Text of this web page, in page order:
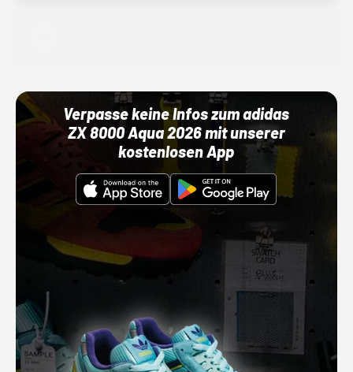
Verpasse keine Infos zum adidas
ZX 8000 Aqua 2026 mit unserer
kostenlosen App